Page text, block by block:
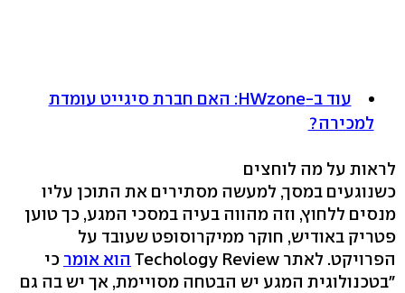
עוד ב-HWzone: האם חברת סיגייט עומדת
למכירה?
לראות על מה לוחצים
כשנוגעים במסך, למעשה מסתירים את התוכן עליו
מנסים ללחוץ, וזה מהווה בעיה במסכי המגע, כך טוען
פטריק באודיש, חוקר ממיקרוסופט שעובד על
הפרויקט. לאתר Techology Review
הוא אומר כי
"בטכנולוגית המגע יש הבטחה מסויימת, אך יש בה גם